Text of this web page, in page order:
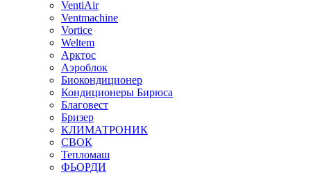
VentiAir
Ventmachine
Vortice
Weltem
Арктос
Аэроблок
Биокондиционер
Кондиционеры Бирюса
Благовест
Бризер
КЛИМАТРОНИК
СВОК
Тепломаш
ФЬОРДИ